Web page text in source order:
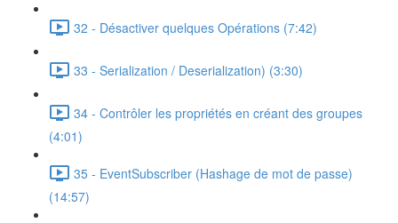
32 - Désactiver quelques Opérations (7:42)
33 - Serialization / Deserialization) (3:30)
34 - Contrôler les propriétés en créant des groupes
(4:01)
35 - EventSubscriber (Hashage de mot de passe)
(14:57)